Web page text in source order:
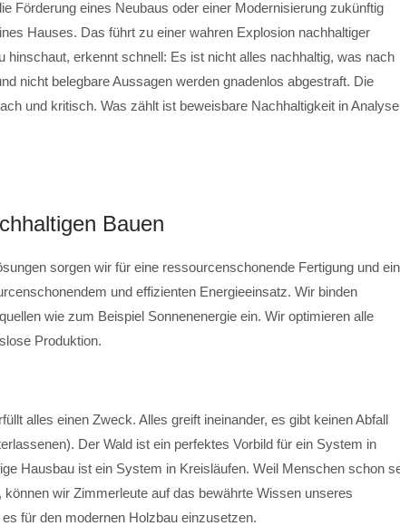
Förderung eines Neubaus oder einer Modernisierung zukünftig
Hauses. Das führt zu einer wahren Explosion nachhaltiger
hinschaut, erkennt schnell: Es ist nicht alles nachhaltig, was nach
nicht belegbare Aussagen werden gnadenlos abgestraft. Die
und kritisch. Was zählt ist beweisbare Nachhaltigkeit in
Bauen
sorgen wir für eine ressourcenschonende Fertigung und
und effizienten Energieeinsatz. Wir binden
wie zum Beispiel Sonnenenergie ein. Wir optimieren alle
Produktion.
alles einen Zweck. Alles greift ineinander, es gibt keinen Abfall
Der Wald ist ein perfektes Vorbild für ein System in
Hausbau ist ein System in Kreisläufen. Weil Menschen schon
wir Zimmerleute auf das bewährte Wissen unseres
für den modernen Holzbau einzusetzen.